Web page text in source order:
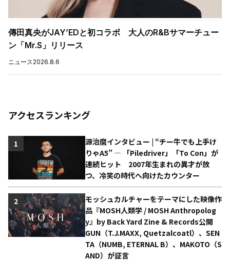
傳田真央がJAY’EDと初コラボ 大人のR&Bサマーチュー
ン「Mr.S」リリース
ニュース 2026.8.6
アクセスランキング
源治麿インタビュー | “チー牛でも上手け
りゃA5” ― 「Piledriver」「To Con」が
連続ヒット 2007年生まれの異才が放
つ、冷笑の時代へ向けたカウンター
1
モッシュカルチャーをテーマにした映像作
品『MOSH人類学 / MOSH Anthropolog
y』by Back Yard Zine & Records公開
GUN（T.J.MAXX, Quetzalcoatl）、SEN
TA（NUMB, ETERNAL B）、MAKOTO（S
AND）が証言
2